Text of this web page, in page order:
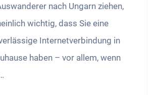
nach Ungarn ziehen,
wichtig, dass Sie eine
Internetverbindung in
haben – vor allem, wenn